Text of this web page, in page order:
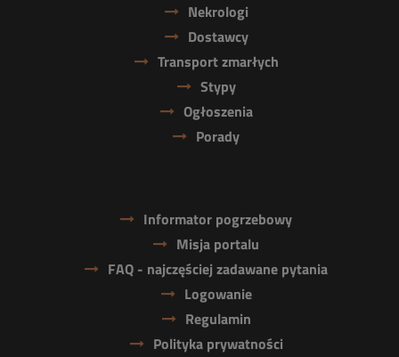
Nekrologi
Dostawcy
Transport zmarłych
Stypy
Ogłoszenia
Porady
Informator pogrzebowy
Misja portalu
FAQ - najczęściej zadawane pytania
Logowanie
Regulamin
Polityka prywatności